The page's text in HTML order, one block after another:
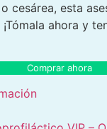
cesárea, esta
ahora y
Comprar ahora